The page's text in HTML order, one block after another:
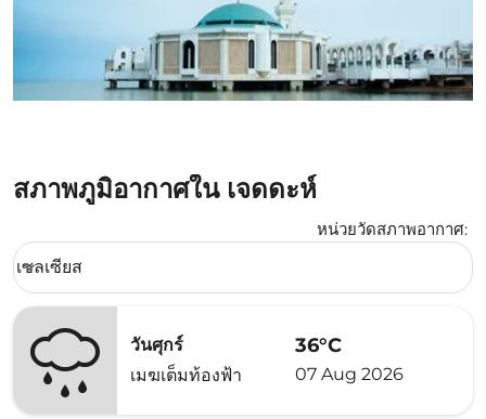
สภาพภูมิอากาศใน เจดดะห์
หน่วยวัดสภาพอากาศ:
Weather unit option เซลเซียส Selected
เซลเซียส
keyboard_arrow_down
วันศุกร์
เมฆเต็มท้องฟ้า
36°C
07 Aug 2026